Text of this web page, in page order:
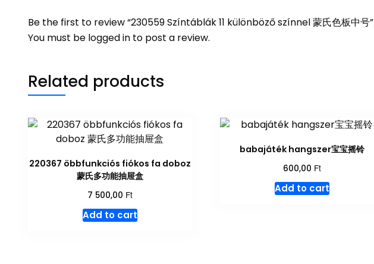
Be the first to review “230559 Színtáblák 11 különböző színnel 蒙氏色板中号”
You must be logged in to post a review.
Related products
220367 öbbfunkciós fiókos fa doboz
蒙氏多功能抽屉盒
7 500,00 Ft
Add to cart
babajáték hangszer宝宝摇铃
600,00 Ft
Add to cart